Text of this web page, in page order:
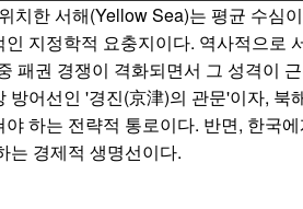
침해 분석
제60조와 제87조의 충돌
과 EEZ 경계 획정의 우위 선점
치한 서해(Yellow Sea)는 평균 수심
지정학적 요충지이다. 역사적으로
패권 경쟁이 격화되면서 그 성격이
어선인 '경진(京津)의 관문'이자,
하는 전략적 통로이다. 반면, 한국
는 경제적 생명선이다.